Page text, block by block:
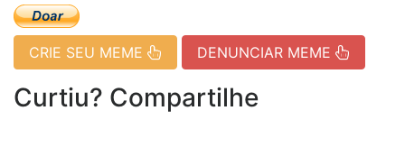
CRIE SEU MEME DENUNCIAR MEME
Curtiu? Compartilhe